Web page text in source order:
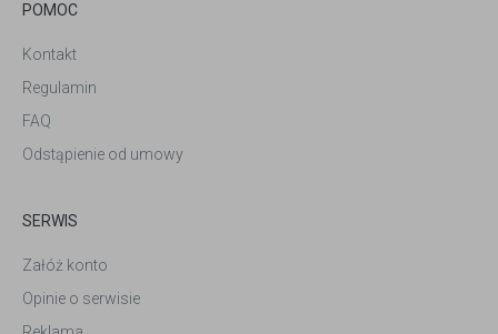
POMOC
Kontakt
Regulamin
FAQ
Odstąpienie od umowy
SERWIS
Załóż konto
Opinie o serwisie